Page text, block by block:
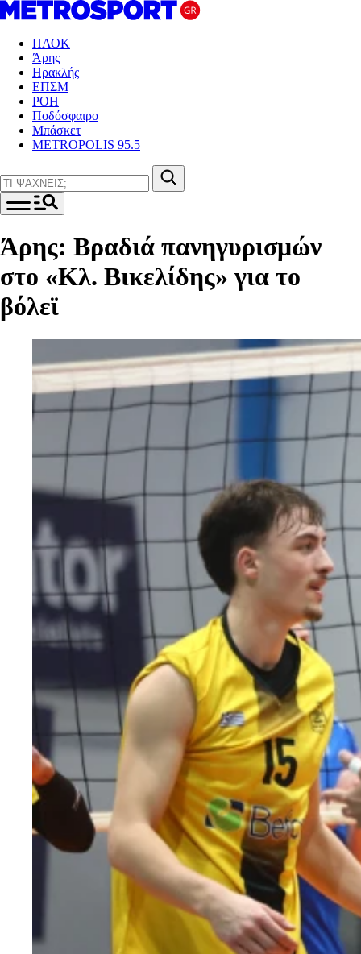
ΠΑΟΚ
Άρης
Ηρακλής
ΕΠΣΜ
ΡΟΗ
Ποδόσφαιρο
Μπάσκετ
METROPOLIS 95.5
Άρης: Βραδιά πανηγυρισμών
στο «Κλ. Βικελίδης» για το
βόλεϊ